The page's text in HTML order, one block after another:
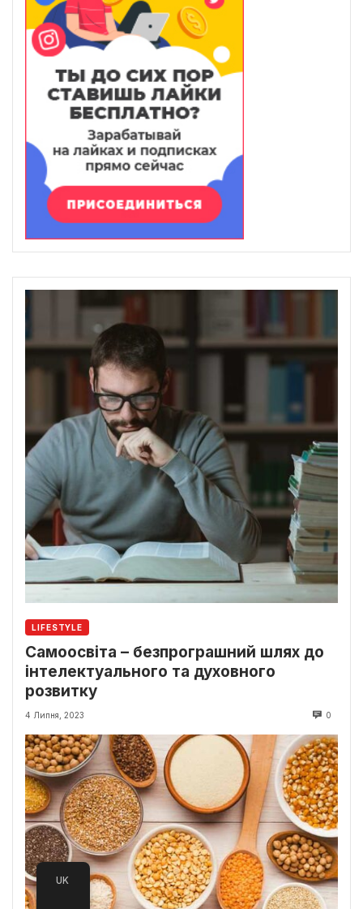
LIFESTYLE
Самоосвіта – безпрограшний шлях до
інтелектуального та духовного
розвитку
4 Липня, 2023 0
UK